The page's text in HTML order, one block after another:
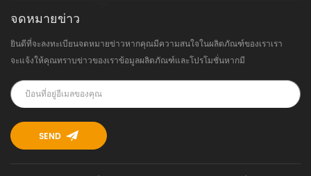
จดหมายข่าว
ยินดีที่จะลงทะเบียนจดหมายข่าวหากคุณมีความสนใจในผลิตภัณฑ์ของเราเรา
จะแจ้งให้คุณทราบข่าวของเราข้อมูลผลิตภัณฑ์และโปรโมชั่นหากมี